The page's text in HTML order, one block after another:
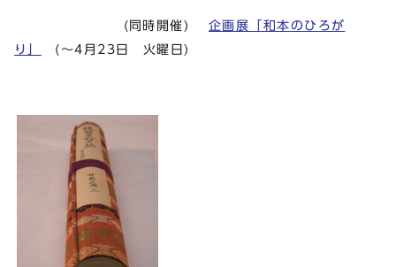
(同時開催)企画展「和本のひろが
り」
(～4月23日 火曜日)